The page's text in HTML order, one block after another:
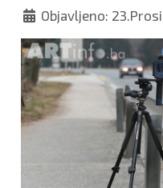
Objavljeno: